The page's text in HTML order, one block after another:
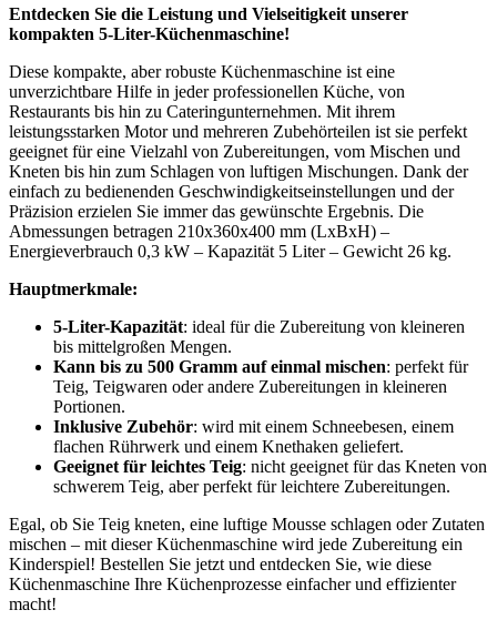
Entdecken Sie die Leistung und Vielseitigkeit unserer
kompakten 5-Liter-Küchenmaschine!
Diese kompakte, aber robuste Küchenmaschine ist eine
unverzichtbare Hilfe in jeder professionellen Küche, von
Restaurants bis hin zu Cateringunternehmen. Mit ihrem
leistungsstarken Motor und mehreren Zubehörteilen ist sie perfekt
geeignet für eine Vielzahl von Zubereitungen, vom Mischen und
Kneten bis hin zum Schlagen von luftigen Mischungen. Dank der
einfach zu bedienenden Geschwindigkeitseinstellungen und der
Präzision erzielen Sie immer das gewünschte Ergebnis. Die
Abmessungen betragen 210x360x400 mm (LxBxH) –
Energieverbrauch 0,3 kW – Kapazität 5 Liter – Gewicht 26 kg.
Hauptmerkmale:
5-Liter-Kapazität: ideal für die Zubereitung von kleineren
bis mittelgroßen Mengen.
Kann bis zu 500 Gramm auf einmal mischen: perfekt für
Teig, Teigwaren oder andere Zubereitungen in kleineren
Portionen.
Inklusive Zubehör: wird mit einem Schneebesen, einem
flachen Rührwerk und einem Knethaken geliefert.
Geeignet für leichtes Teig: nicht geeignet für das Kneten von
schwerem Teig, aber perfekt für leichtere Zubereitungen.
Egal, ob Sie Teig kneten, eine luftige Mousse schlagen oder Zutaten
mischen – mit dieser Küchenmaschine wird jede Zubereitung ein
Kinderspiel! Bestellen Sie jetzt und entdecken Sie, wie diese
Küchenmaschine Ihre Küchenprozesse einfacher und effizienter
macht!